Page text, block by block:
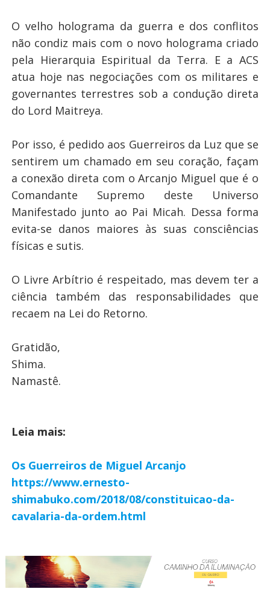
O velho holograma da guerra e dos conflitos
não condiz mais com o novo holograma criado
pela Hierarquia Espiritual da Terra. E a ACS
atua hoje nas negociações com os militares e
governantes terrestres sob a condução direta
do Lord Maitreya.
Por isso, é pedido aos Guerreiros da Luz que se
sentirem um chamado em seu coração, façam
a conexão direta com o Arcanjo Miguel que é o
Comandante Supremo deste Universo
Manifestado junto ao Pai Micah. Dessa forma
evita-se danos maiores às suas consciências
físicas e sutis.
O Livre Arbítrio é respeitado, mas devem ter a
ciência também das responsabilidades que
recaem na Lei do Retorno.
Gratidão,
Shima.
Namastê.
Leia mais:
Os Guerreiros de Miguel Arcanjo
https://www.ernesto-
shimabuko.com/2018/08/constituicao-da-
cavalaria-da-ordem.html